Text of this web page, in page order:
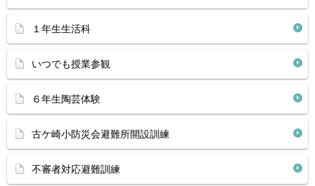
１年生生活科
いつでも授業参観
６年生陶芸体験
古ケ崎小防災会避難所開設訓練
不審者対応避難訓練